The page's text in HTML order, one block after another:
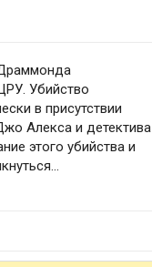
Убийство
в присутствии
Алекса и детектива
этого убийства и